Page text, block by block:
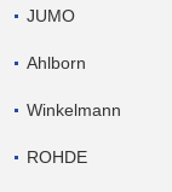
JUMO
Ahlborn
Winkelmann
ROHDE